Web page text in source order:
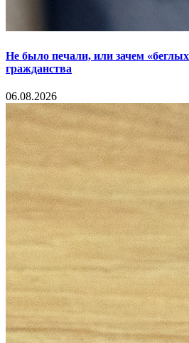
Не было печали, или зачем
гражданства
06.08.2026